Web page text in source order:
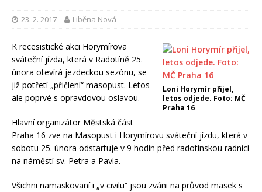
23. 2. 2017 Liběna Nová
Loni Horymír přijel,
letos odjede. Foto: MČ
Praha 16
K recesistické akci Horymírova
sváteční jízda, která v Radotíně 25.
února otevírá jezdeckou sezónu, se
již potřetí „přičlení“ masopust. Letos
ale poprvé s opravdovou oslavou.
Hlavní organizátor Městská část
Praha 16 zve na Masopust i Horymírovu sváteční jízdu, která v
sobotu 25. února odstartuje v 9 hodin před radotínskou radnicí
na náměstí sv. Petra a Pavla.
Všichni namaskovaní i „v civilu“ jsou zváni na průvod masek s